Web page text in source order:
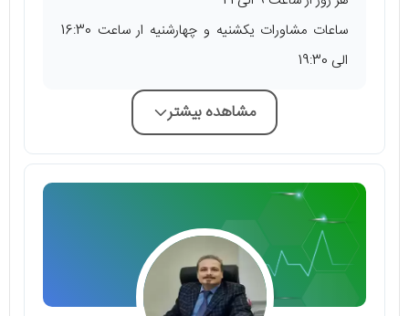
ساعات مشاورات یکشنیه و چهارشنیه ار ساعت 16:30
الی 19:30
مشاهده بیشتر